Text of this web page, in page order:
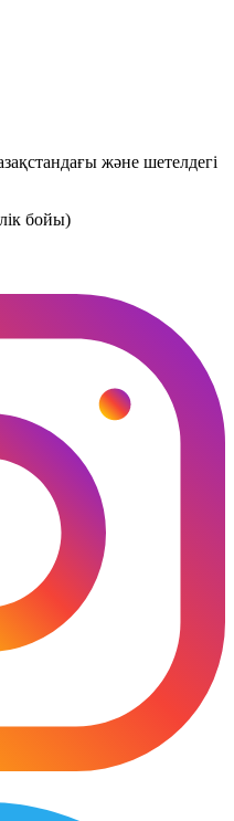
және шетелдегі
бойы)